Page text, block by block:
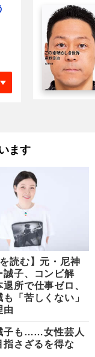
ます
を読む】元・尼神
誠子、コンビ解
所で仕事ゼロ、
も「苦しくない」
由
子も……女性芸人
指さざるを得な